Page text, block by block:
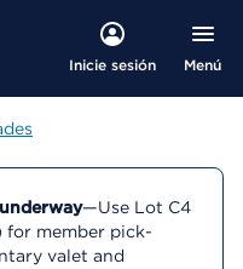
Inicie sesión Menú
—Use Lot C4
for member pick-
valet and